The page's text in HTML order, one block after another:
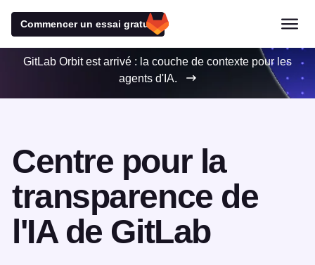
Commencer un essai gratuit
GitLab Orbit est arrivé : la couche de contexte pour les
agents d'IA.
Centre pour la
transparence de
l'IA de GitLab